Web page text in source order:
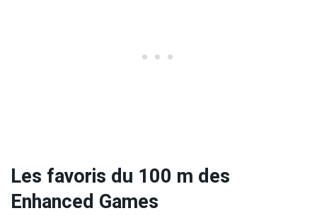
Les favoris du 100 m des
Enhanced Games